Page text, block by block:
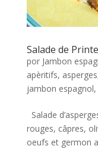
Salade de
por Jambon
apèritifs, asperges
jambon espagnol,
Salade
rouges, câpres,
oeufs et germon